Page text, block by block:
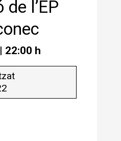
l’EP
| 22:00 h